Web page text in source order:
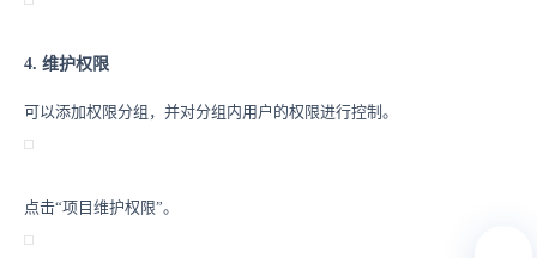
4. 维护权限
可以添加权限分组，并对分组内用户的权限进行控制。
点击“项目维护权限”。